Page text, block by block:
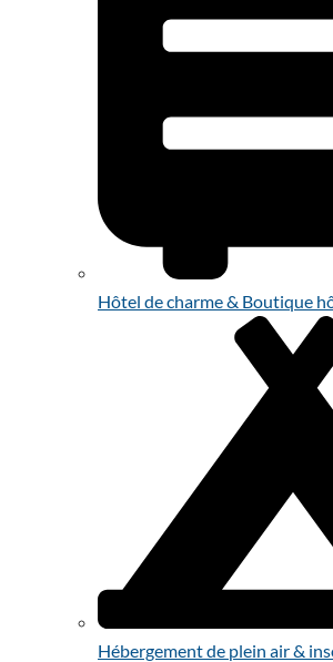
Hôtel de charme & Boutique
Hébergement de plein air &